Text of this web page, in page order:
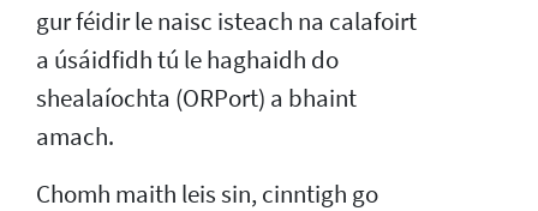
gur féidir le naisc isteach na calafoirt
a úsáidfidh tú le haghaidh do
shealaíochta (ORPort) a bhaint
amach.
Chomh maith leis sin, cinntigh go